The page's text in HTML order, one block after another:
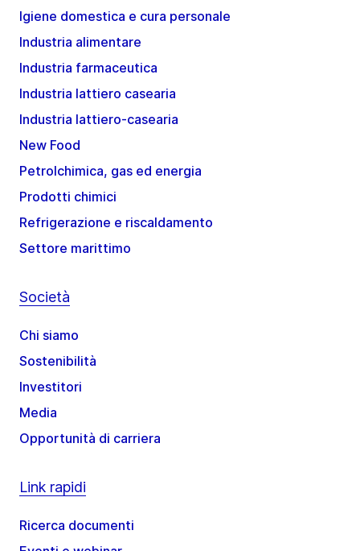
Igiene domestica e cura personale
Industria alimentare
Industria farmaceutica
Industria lattiero casearia
Industria lattiero-casearia
New Food
Petrolchimica, gas ed energia
Prodotti chimici
Refrigerazione e riscaldamento
Settore marittimo
Società
Chi siamo
Sostenibilità
Investitori
Media
Opportunità di carriera
Link rapidi
Ricerca documenti